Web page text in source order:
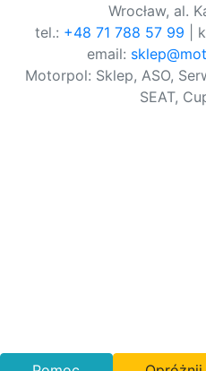
Wrocław, al.
tel.: +48 71 788 57 99 |
email:
Motorpol: Sklep, ASO,
SEAT,